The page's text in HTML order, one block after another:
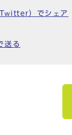
）でシェア
送る